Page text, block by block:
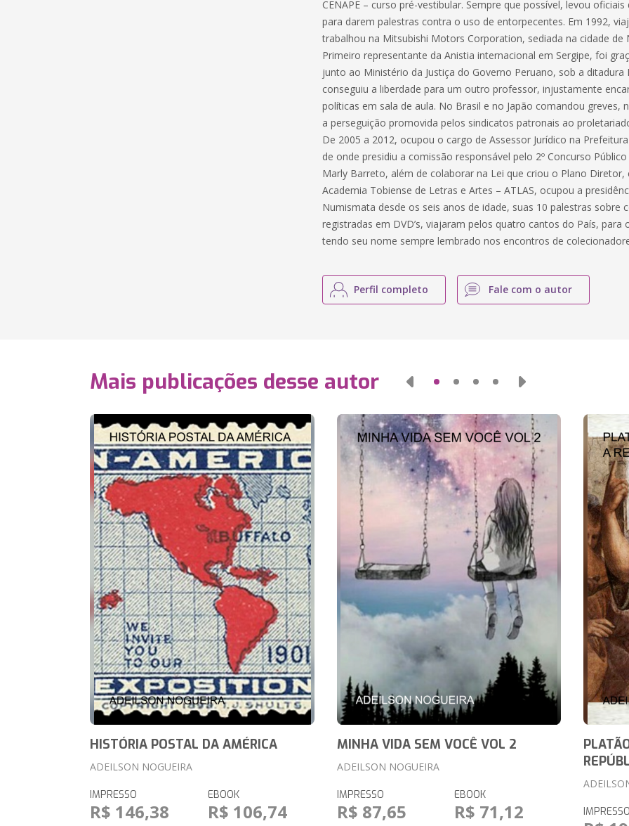
CENAPE – curso pré-vestibular. Sempre que possível, levou
para darem palestras contra o uso de entorpecentes. Em 1992,
trabalhou na Mitsubishi Motors Corporation, sediada na cidade
Primeiro representante da Anistia internacional em Sergipe, foi
junto ao Ministério da Justiça do Governo Peruano, sob a ditadura
conseguiu a liberdade para um outro professor, injustamente
políticas em sala de aula. No Brasil e no Japão comandou greves,
a perseguição promovida pelos sindicatos patronais ao
De 2005 a 2012, ocupou o cargo de Assessor Jurídico na
de onde presidiu a comissão responsável pelo 2º Concurso
Marly Barreto, além de colaborar na Lei que criou o Plano
Academia Tobiense de Letras e Artes – ATLAS, ocupou a
Numismata desde os seis anos de idade, suas 10 palestras sobre
registradas em DVD’s, viajaram pelos quatro cantos do País, para
tendo seu nome sempre lembrado nos encontros de
Perfil completo Fale com o autor
Mais publicações desse autor
HISTÓRIA POSTAL DA AMÉRICA
ADEILSON NOGUEIRA
IMPRESSO
R$ 146,38
EBOOK
R$ 106,74
MINHA VIDA SEM VOCÊ VOL 2
ADEILSON NOGUEIRA
IMPRESSO
R$ 87,65
EBOOK
R$ 71,12